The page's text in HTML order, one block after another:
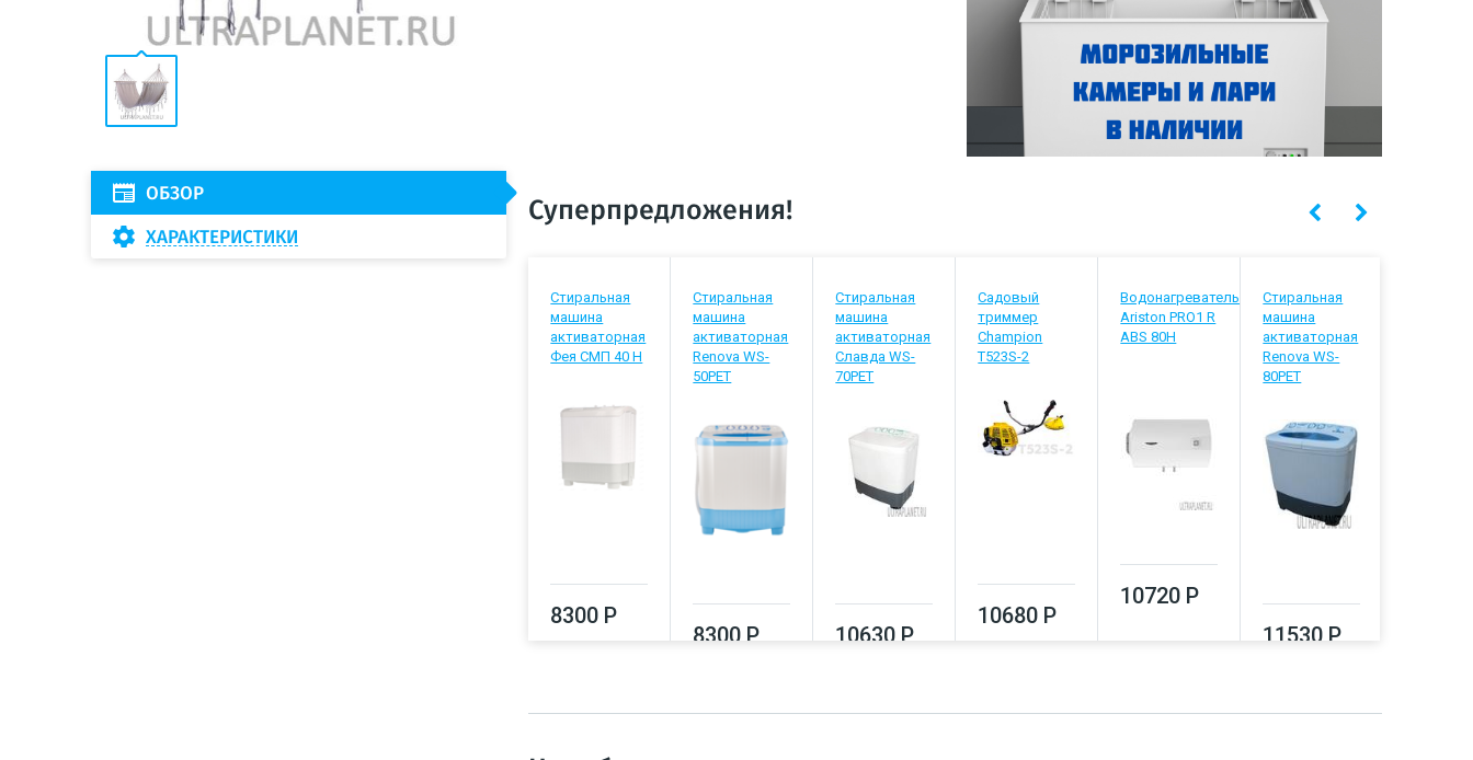
ОБЗОР
ХАРАКТЕРИСТИКИ
Суперпредложения!
Стиральная
машина
активаторная
Фея СМП 40 Н
8300 Р
Стиральная
машина
активаторная
Renova WS-
50PET
8300 Р
Стиральная
машина
активаторная
Славда WS-
70РЕТ
10630 Р
Садовый
триммер
Champion
T523S-2
10680 Р
Водонагреватель
Ariston PRO1 R
ABS 80H
10720 Р
Стиральная
машина
активаторная
Renova WS-
80PET
11530 Р